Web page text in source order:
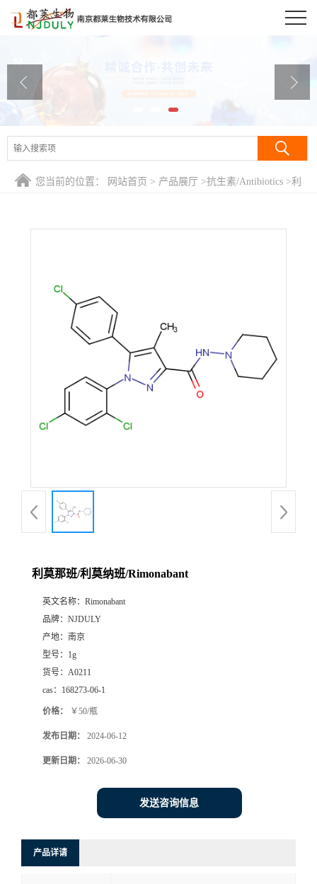
公司介绍
公司动态
产品展厅
证书荣誉
您当前的位置： 网站首页 > 产品展厅 >抗生素/Antibiotics >利
利莫那班/利莫纳班/Rimonabant
英文名称： Rimonabant
品牌： NJDULY
产地： 南京
型号： 1g
货号： A0211
cas： 168273-06-1
价格： ￥50/瓶
发布日期： 2024-06-12
更新日期： 2026-06-30
发送咨询信息
产品详请